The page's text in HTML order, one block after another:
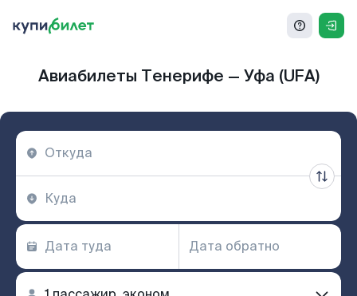
Авиабилеты Тенерифе — Уфа (UFA)